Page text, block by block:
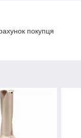
покупця